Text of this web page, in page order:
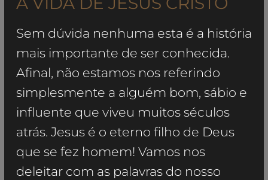
Sem dúvida nenhuma esta é a história
mais importante de ser conhecida.
Afinal, não estamos nos referindo
simplesmente a alguém bom, sábio e
influente que viveu muitos séculos
atrás. Jesus é o eterno filho de Deus
que se fez homem!​ Vamos nos
deleitar com as palavras do nosso